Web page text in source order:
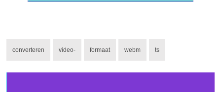
converteren video- formaat webm ts